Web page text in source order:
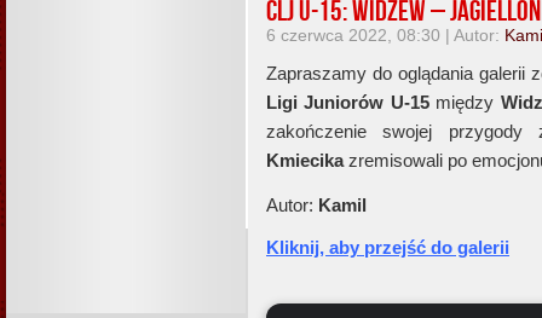
CLJ U-15: Widzew –
6 czerwca 2022, 08:30 | Autor:
Zapraszamy do oglądania galerii
Ligi Juniorów U-15między
zakończenie swojej
Kmiecikazremisowali po
Autor: Kamil
Kliknij, aby przejść do galerii